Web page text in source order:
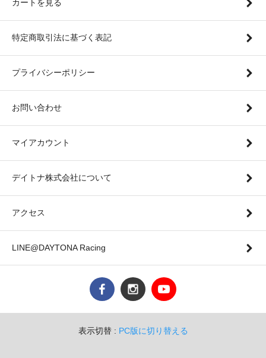
カートを見る
特定商取引法に基づく表記
プライバシーポリシー
お問い合わせ
マイアカウント
デイトナ株式会社について
アクセス
LINE@DAYTONA Racing
表示切替 : PC版に切り替える